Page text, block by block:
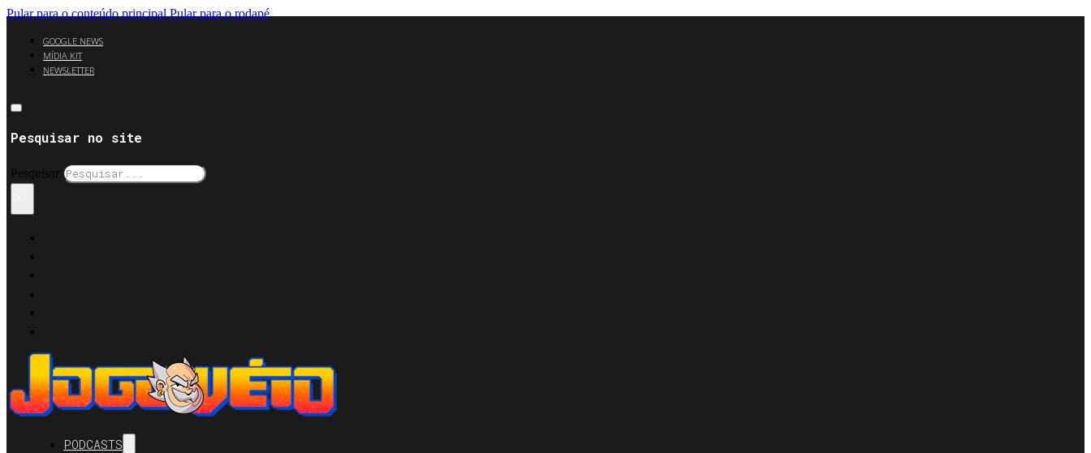
Pular para o conteúdo principal Pular para o rodapé
GOOGLE NEWS
MÍDIA KIT
NEWSLETTER
Pesquisar no site
Pesquisar
PODCASTS